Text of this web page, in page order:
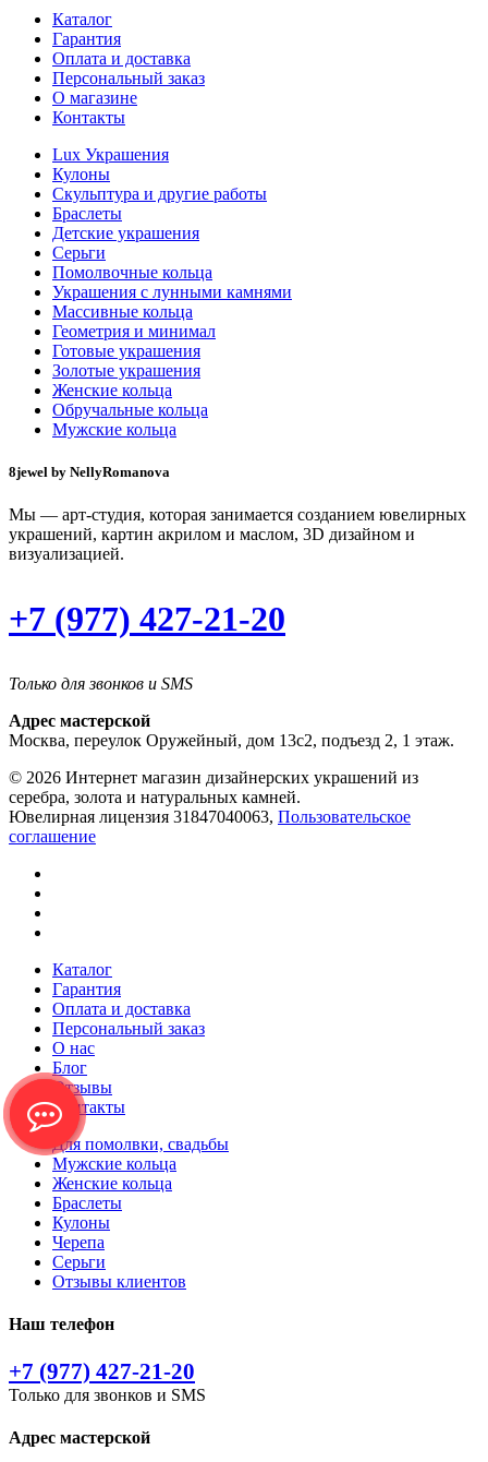
Каталог
Гарантия
Оплата и доставка
Персональный заказ
О магазине
Контакты
Lux Украшения
Кулоны
Скульптура и другие работы
Браслеты
Детские украшения
Серьги
Помолвочные кольца
Украшения с лунными камнями
Массивные кольца
Геометрия и минимал
Готовые украшения
Золотые украшения
Женские кольца
Обручальные кольца
Мужские кольца
8jewel by NellyRomanova
Мы — арт-студия, которая занимается созданием ювелирных
украшений, картин акрилом и маслом, 3D дизайном и
визуализацией.
+7 (977) 427-21-20
Только для звонков и SMS
Адрес мастерской
Москва, переулок Оружейный, дом 13с2, подъезд 2, 1 этаж.
© 2026 Интернет магазин дизайнерских украшений из
серебра, золота и натуральных камней.
Ювелирная лицензия 31847040063, Пользовательское
соглашение
Каталог
Гарантия
Оплата и доставка
Персональный заказ
О нас
Блог
Отзывы
Контакты
Для помолвки, свадьбы
Мужские кольца
Женские кольца
Браслеты
Кулоны
Черепа
Серьги
Отзывы клиентов
Наш телефон
+7 (977) 427-21-20
Только для звонков и SMS
Адрес мастерской